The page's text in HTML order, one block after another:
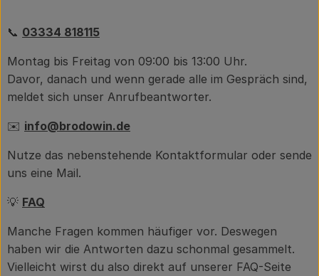
📞 03334 818115
Montag bis Freitag von 09:00 bis 13:00 Uhr.
Davor, danach und wenn gerade alle im Gespräch sind,
meldet sich unser Anrufbeantworter.
✉️ info@brodowin.de
Nutze das nebenstehende Kontaktformular oder sende
uns eine Mail.
💡 FAQ
Manche Fragen kommen häufiger vor. Deswegen
haben wir die Antworten dazu schonmal gesammelt.
Vielleicht wirst du also direkt auf unserer FAQ-Seite